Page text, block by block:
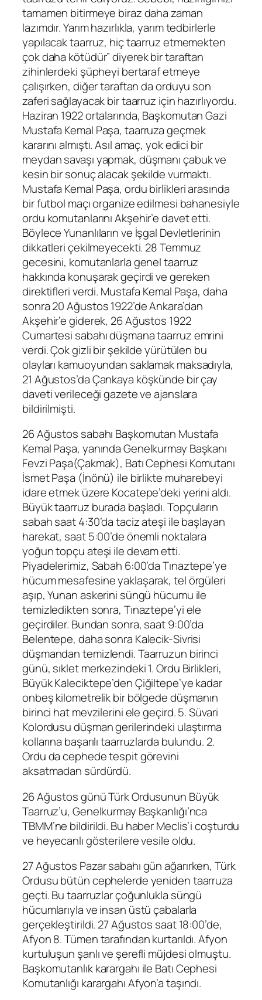
tamamen bitirmeye biraz daha zaman
lazımdır. Yarım hazırlıkla, yarım tedbirlerle
yapılacak taarruz, hiç taarruz etmemekten
çok daha kötüdür” diyerek bir taraftan
zihinlerdeki şüpheyi bertaraf etmeye
çalışırken, diğer taraftan da orduyu son
zaferi sağlayacak bir taarruz için hazırlıyordu.
Haziran 1922 ortalarında, Başkomutan Gazi
Mustafa Kemal Paşa, taarruza geçmek
kararını almıştı. Asıl amaç, yok edici bir
meydan savaşı yapmak, düşmanı çabuk ve
kesin bir sonuç alacak şekilde vurmaktı.
Mustafa Kemal Paşa, ordu birlikleri arasında
bir futbol maçı organize edilmesi bahanesiyle
ordu komutanlarını Akşehir’e davet etti.
Böylece Yunanlıların ve İşgal Devletlerinin
dikkatleri çekilmeyecekti. 28 Temmuz
gecesini, komutanlarla genel taarruz
hakkında konuşarak geçirdi ve gereken
direktifleri verdi. Mustafa Kemal Paşa, daha
sonra 20 Ağustos 1922’de Ankara’dan
Akşehir’e giderek, 26 Ağustos 1922
Cumartesi sabahı düşmana taarruz emrini
verdi. Çok gizli bir şekilde yürütülen bu
olayları kamuoyundan saklamak maksadıyla,
21 Ağustos’da Çankaya köşkünde bir çay
daveti verileceği gazete ve ajanslara
bildirilmişti.
26 Ağustos sabahı Başkomutan Mustafa
Kemal Paşa, yanında Genelkurmay Başkanı
Fevzi Paşa(Çakmak), Batı Cephesi Komutanı
İsmet Paşa (İnönü) ile birlikte muharebeyi
idare etmek üzere Kocatepe’deki yerini aldı.
Büyük taarruz burada başladı. Topçuların
sabah saat 4:30’da taciz ateşi ile başlayan
harekat, saat 5:00’de önemli noktalara
yoğun topçu ateşi ile devam etti.
Piyadelerimiz, Sabah 6:00’da Tınaztepe’ye
hücum mesafesine yaklaşarak, tel örgüleri
aşıp, Yunan askerini süngü hücumu ile
temizledikten sonra, Tınaztepe’yi ele
geçirdiler. Bundan sonra, saat 9:00’da
Belentepe, daha sonra Kalecik-Sivrisi
düşmandan temizlendi. Taarruzun birinci
günü, sıklet merkezindeki 1. Ordu Birlikleri,
Büyük Kaleciktepe’den Çiğiltepe’ye kadar
onbeş kilometrelik bir bölgede düşmanın
birinci hat mevzilerini ele geçird. 5. Süvari
Kolordusu düşman gerilerindeki ulaştırma
kollarına başarılı taarruzlarda bulundu. 2.
Ordu da cephede tespit görevini
aksatmadan sürdürdü.
26 Ağustos günü Türk Ordusunun Büyük
Taarruz’u, Genelkurmay Başkanlığı’nca
TBMM’ne bildirildi. Bu haber Meclis’i coşturdu
ve heyecanlı gösterilere vesile oldu.
27 Ağustos Pazar sabahı gün ağarırken, Türk
Ordusu bütün cephelerde yeniden taarruza
geçti. Bu taarruzlar çoğunlukla süngü
hücumlarıyla ve insan üstü çabalarla
gerçekleştirildi. 27 Ağustos saat 18:00’de,
Afyon 8. Tümen tarafından kurtarıldı. Afyon
kurtuluşun şanlı ve şerefli müjdesi olmuştu.
Başkomutanlık karargahı ile Batı Cephesi
Komutanlığı karargahı Afyon’a taşındı.